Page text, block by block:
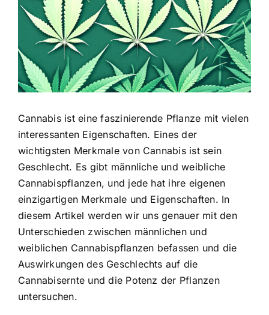
Cannabis ist eine faszinierende Pflanze mit vielen
interessanten Eigenschaften. Eines der
wichtigsten Merkmale von Cannabis ist sein
Geschlecht. Es gibt männliche und weibliche
Cannabispflanzen, und jede hat ihre eigenen
einzigartigen Merkmale und Eigenschaften. In
diesem Artikel werden wir uns genauer mit den
Unterschieden zwischen männlichen und
weiblichen Cannabispflanzen befassen und die
Auswirkungen des Geschlechts auf die
Cannabisernte und die Potenz der Pflanzen
untersuchen.